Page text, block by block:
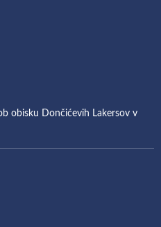
obisku Dončićevih Lakersov v